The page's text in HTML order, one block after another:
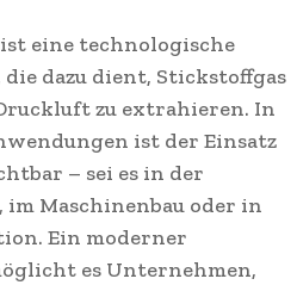
eine technologische
dazu dient, Stickstoffgas
zu extrahieren. In
ist der Einsatz
– sei es in der
Maschinenbau oder in
Ein moderner
es Unternehmen,